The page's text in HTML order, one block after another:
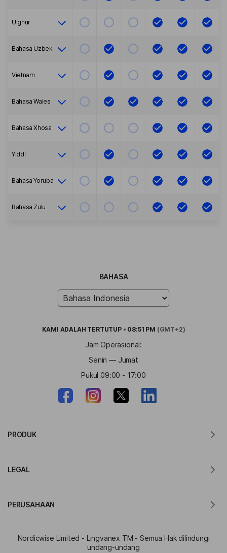
Uighur
Bahasa Uzbek
Vietnam
Bahasa Wales
Bahasa Xhosa
Yiddi
Bahasa Yoruba
Bahasa Zulu
BAHASA
KAMI ADALAH TERTUTUP • 08:51 PM (GMT+2)
Jam Operasional:
Senin — Jumat
Pukul 09:00 - 17:00
PRODUK
Penerjemah untuk Edge
LEGAL
Formulir Pendaftaran Program Afiliasi
PERUSAHAAN
Kit Pers
Nordicwise Limited - Lingvanex TM - Semua Hak dilindungi
undang-undang